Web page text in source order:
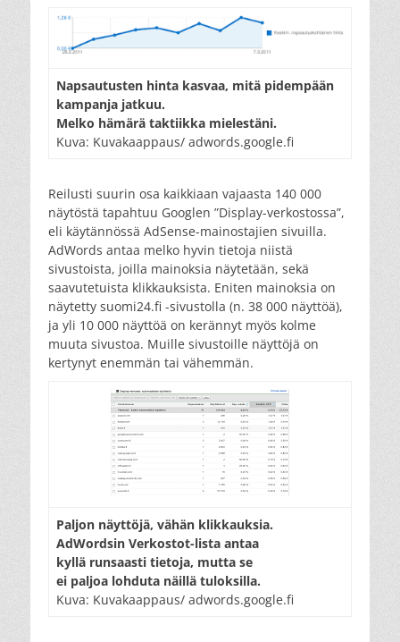
Napsautusten hinta kasvaa, mitä pidempään
kampanja jatkuu.
Melko hämärä taktiikka mielestäni.
Kuva: Kuvakaappaus/ adwords.google.fi
Reilusti suurin osa kaikkiaan vajaasta 140 000
näytöstä tapahtuu Googlen ”Display-verkostossa”,
eli käytännössä AdSense-mainostajien sivuilla.
AdWords antaa melko hyvin tietoja niistä
sivustoista, joilla mainoksia näytetään, sekä
saavutetuista klikkauksista. Eniten mainoksia on
näytetty suomi24.fi -sivustolla (n. 38 000 näyttöä),
ja yli 10 000 näyttöä on kerännyt myös kolme
muuta sivustoa. Muille sivustoille näyttöjä on
kertynyt enemmän tai vähemmän.
Paljon näyttöjä, vähän klikkauksia.
AdWordsin Verkostot-lista antaa
kyllä runsaasti tietoja, mutta se
ei paljoa lohduta näillä tuloksilla.
Kuva: Kuvakaappaus/ adwords.google.fi